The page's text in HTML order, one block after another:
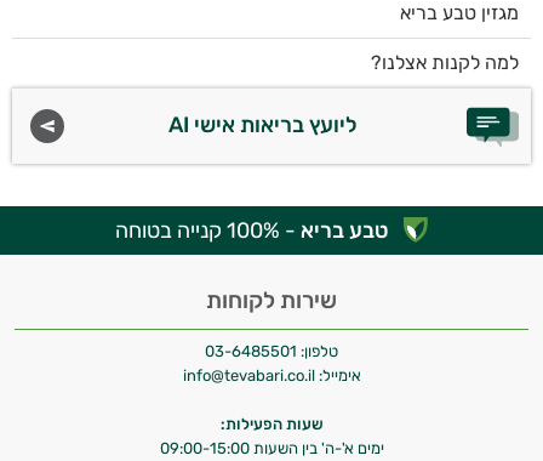
מגזין טבע בריא
למה לקנות אצלנו?
ליועץ בריאות אישי AI
טבע בריא - 100% קנייה בטוחה
שירות לקוחות
טלפון: 03-6485501
אימייל: info@tevabari.co.il
שעות הפעילות:
ימים א'-ה' בין השעות 09:00-15:00